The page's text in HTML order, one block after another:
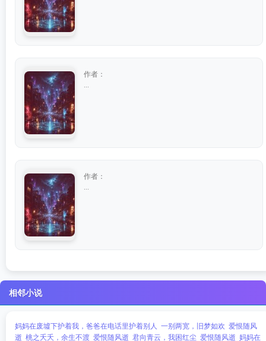
作者：
作者：
相邻小说
妈妈在废墟下护着我，爸爸在电话里护着别人 一别两宽，旧梦如欢 爱恨随风
逝 桃之夭夭，余生不渡 爱恨随风逝 君向青云，我困红尘 爱恨随风逝 妈妈在